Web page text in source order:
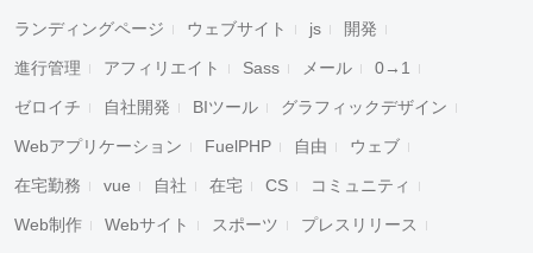
ランディングページ ウェブサイト js 開発
進行管理 アフィリエイト Sass メール 0→1
ゼロイチ 自社開発 BIツール グラフィックデザイン
Webアプリケーション FuelPHP 自由 ウェブ
在宅勤務 vue 自社 在宅 CS コミュニティ
Web制作 Webサイト スポーツ プレスリリース